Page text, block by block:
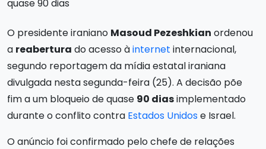
O presidente iraniano Masoud Pezeshkian ordenou
a reabertura do acesso àinternet internacional,
segundo reportagem da mídia estatal iraniana
divulgada nesta segunda-feira (25). A decisão põe
fim a um bloqueio de quase 90 diasimplementado
durante o conflito contra Estados Unidose Israel.
O anúncio foi confirmado pelo chefe de relações